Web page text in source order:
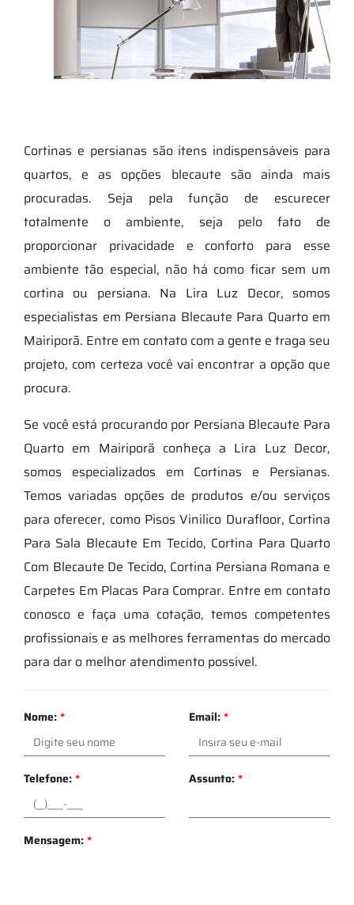
Cortinas e persianas são itens indispensáveis para
quartos, e as opções blecaute são ainda mais
procuradas. Seja pela função de escurecer
totalmente o ambiente, seja pelo fato de
proporcionar privacidade e conforto para esse
ambiente tão especial, não há como ficar sem um
cortina ou persiana. Na Lira Luz Decor, somos
especialistas em Persiana Blecaute Para Quarto em
Mairiporã. Entre em contato com a gente e traga seu
projeto, com certeza você vai encontrar a opção que
procura.
Se você está procurando por Persiana Blecaute Para
Quarto em Mairiporã conheça a Lira Luz Decor,
somos especializados em Cortinas e Persianas.
Temos variadas opções de produtos e/ou serviços
para oferecer, como Pisos Vinilico Durafloor, Cortina
Para Sala Blecaute Em Tecido, Cortina Para Quarto
Com Blecaute De Tecido, Cortina Persiana Romana e
Carpetes Em Placas Para Comprar. Entre em contato
conosco e faça uma cotação, temos competentes
profissionais e as melhores ferramentas do mercado
para dar o melhor atendimento possível.
Nome:* Email:*
Telefone:* Assunto:*
Mensagem:*